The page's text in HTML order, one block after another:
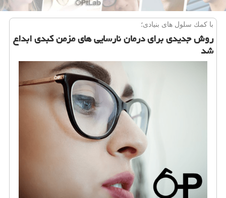
با كمك سلول های بنیادی؛
روش جدیدی برای درمان نارسایی های مزمن كبدی ابداع
شد